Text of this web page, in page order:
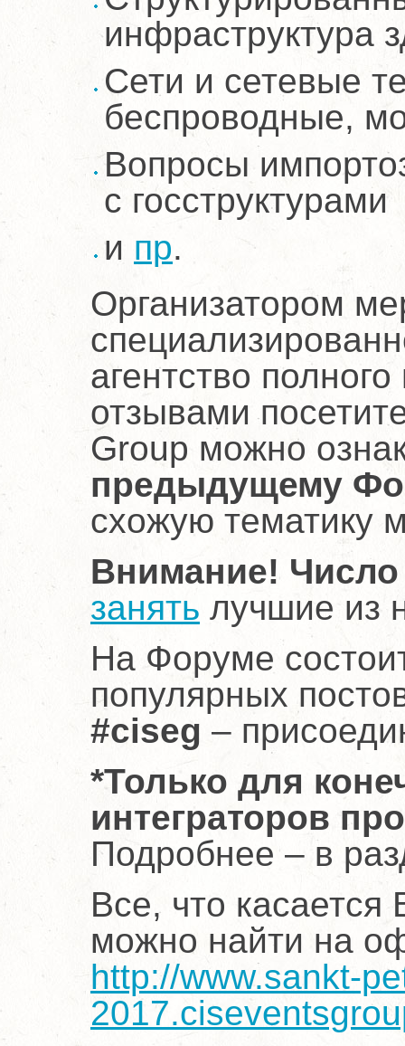
инфраструктура
Сети и сетевые
беспроводные,
Вопросы
с госструктурами
и пр.
Организатором
агентство
отзывами
Group можно
предыдущему
схожую тематику
Внимание! Число
занять лучшие из
На Форуме
популярных
#ciseg –
*Только для
интеграторов
Подробнее – в
Все, что касается
можно найти на
http://www.sankt-